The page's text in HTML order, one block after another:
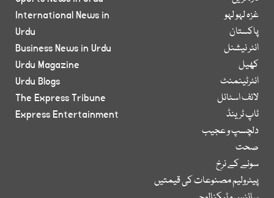
غزہ لہو لہو
پاکستان
انٹر نیشنل
کھیل
انٹرٹینمنٹ
لائف اسٹائل
ٹاپ ٹرینڈ
دلچسپ و عجیب
صحت
سونے کے نرخ
پیٹرولیم مصنوعات کی قیمتیں
International News in
Urdu
Business News in Urdu
Urdu Magazine
Urdu Blogs
The Express Tribune
Express Entertainment